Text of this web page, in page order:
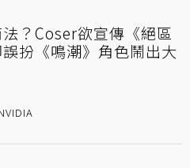
？Coser欲宣傳《絕區
扮《鳴潮》角色鬧出大